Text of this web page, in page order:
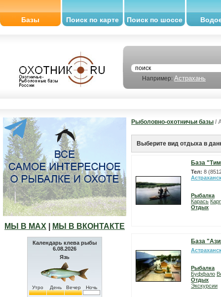
Базы Поиск по карте Поиск по шоссе
Например: Астрахань
МЫ В МАХ МЫ В ВКОНТАКТЕ
Календарь клева рыбы
6.08.2026
Язь
Утро День Вечер Ночь
Рыболовно-охотничьи базы /
Выберите вид отдыха в
База
Тел: 8
Рыбалка
Карась
Отдых
База
Рыбалка
Буффало
Отдых
Экскурсии